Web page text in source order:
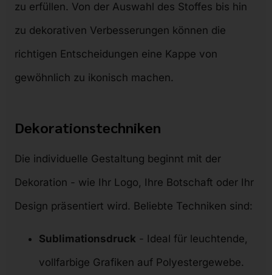
zu erfüllen. Von der Auswahl des Stoffes bis hin
zu dekorativen Verbesserungen können die
richtigen Entscheidungen eine Kappe von
gewöhnlich zu ikonisch machen.
Dekorationstechniken
Die individuelle Gestaltung beginnt mit der
Dekoration - wie Ihr Logo, Ihre Botschaft oder Ihr
Design präsentiert wird. Beliebte Techniken sind:
Sublimationsdruck - Ideal für leuchtende,
vollfarbige Grafiken auf Polyestergewebe.